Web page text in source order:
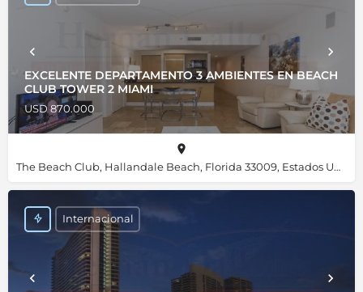
EXCELENTE DEPARTAMENTO 3 AMBIENTES EN BEACH
CLUB TOWER 2 MIAMI
USD 870.000
The Beach Club, Hallandale Beach, Florida 33009, Estados Unidos, 25.98455, -80.11820
Internacional